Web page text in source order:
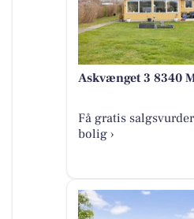
Askvænget 3 8340
Få gratis
bolig ›